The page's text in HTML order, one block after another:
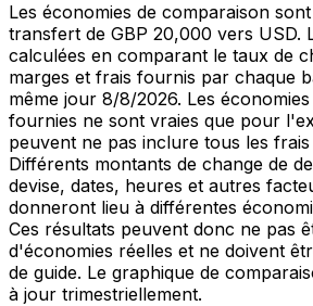
Les économies de comparaison
transfert de GBP 20,000 vers USD.
calculées en comparant le taux de
marges et frais fournis par chaque
même jour 8/8/2026. Les
fournies ne sont vraies que pour
peuvent ne pas inclure tous les
Différents montants de change de
devise, dates, heures et autres
donneront lieu à différentes
Ces résultats peuvent donc ne pas
d'économies réelles et ne doivent
de guide. Le graphique de
à jour trimestriellement.